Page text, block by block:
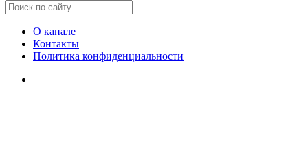
О канале
Контакты
Политика конфиденциальности